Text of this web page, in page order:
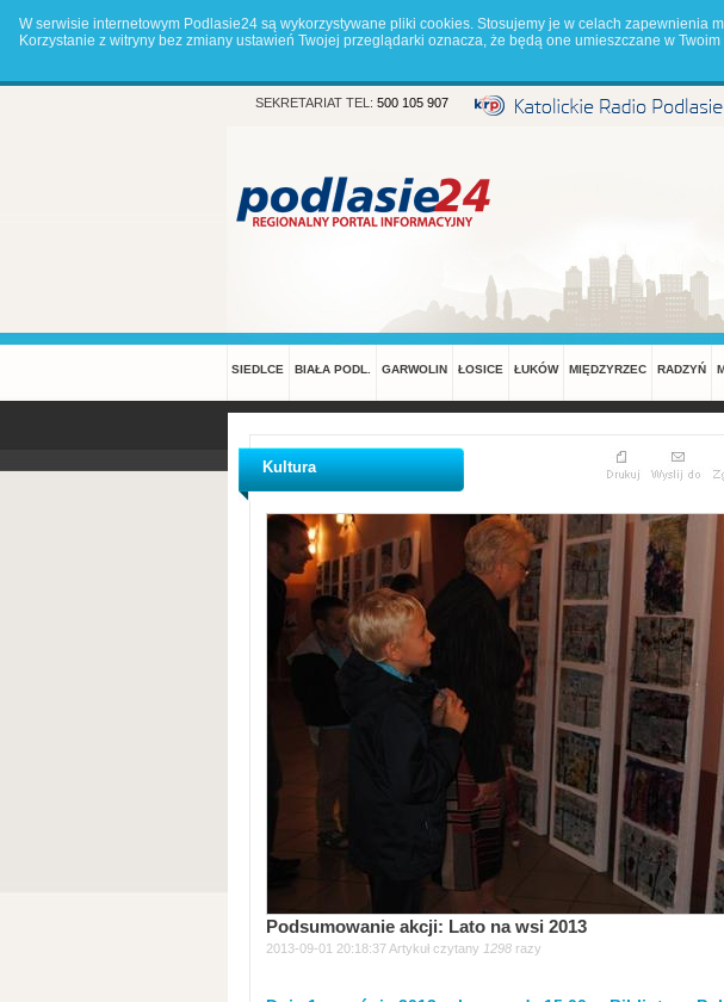
W serwisie internetowym Podlasie24 są wykorzystywane pliki cookies. Stosujemy je w celach
Korzystanie z witryny bez zmiany ustawień Twojej przeglądarki oznacza, że będą one umieszczane w
SEKRETARIAT TEL: 500 105 907
SIEDLCE BIAŁA PODL. GARWOLIN ŁOSICE ŁUKÓW MIĘDZYRZEC RADZYŃ
Kultura
Podsumowanie akcji: Lato na wsi 2013
2013-09-01 20:18:37 Artykuł czytany 1298razy